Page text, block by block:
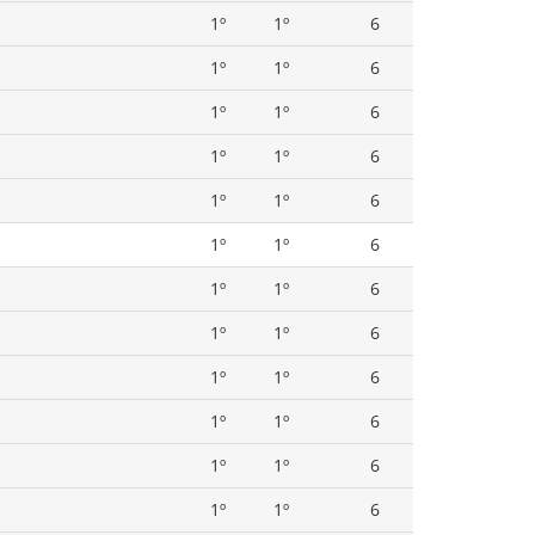
1º 1º
6
1º
1º
6
1º
1º
6
1º
1º
6
1º
1º
6
1º
1º
6
1º
1º
6
1º
1º
6
1º
1º
6
1º
1º
6
1º
1º
6
1º
1º 6